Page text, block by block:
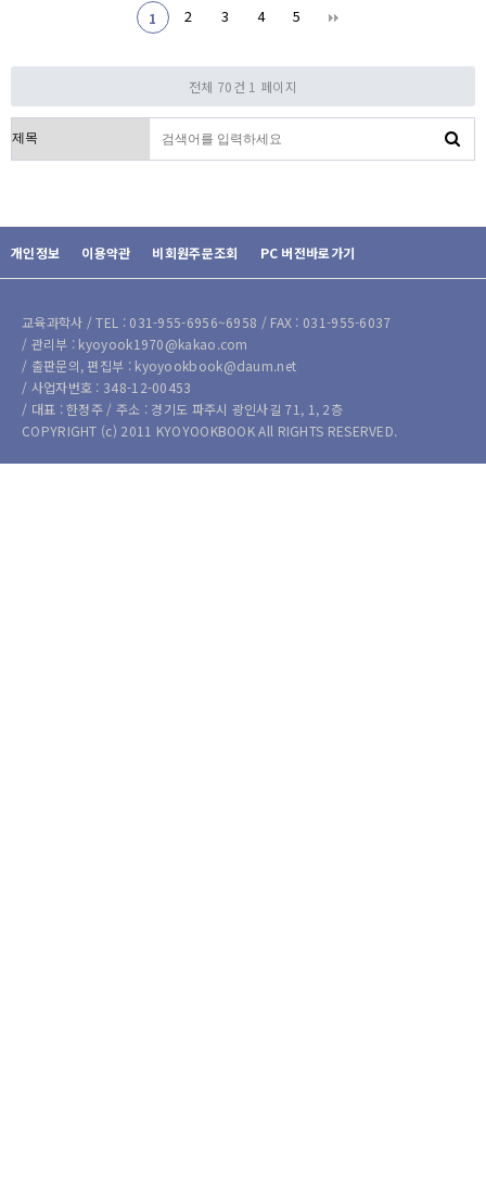
1 2 3 4 5
전체 70건 1 페이지
개인정보 이용약관 비회원주문조회 PC 버전바로가기
교육과학사 / TEL : 031-955-6956~6958 / FAX : 031-955-6037
/ 관리부 : kyoyook1970@kakao.com
/ 출판문의, 편집부 : kyoyookbook@daum.net
/ 사업자번호 : 348-12-00453
/ 대표 : 한정주 / 주소 : 경기도 파주시 광인사길 71, 1, 2층
COPYRIGHT (c) 2011 KYOYOOKBOOK All RIGHTS RESERVED.